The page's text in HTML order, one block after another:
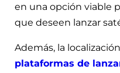
en una opción viable
que deseen lanzar
Además, la
plataformas de